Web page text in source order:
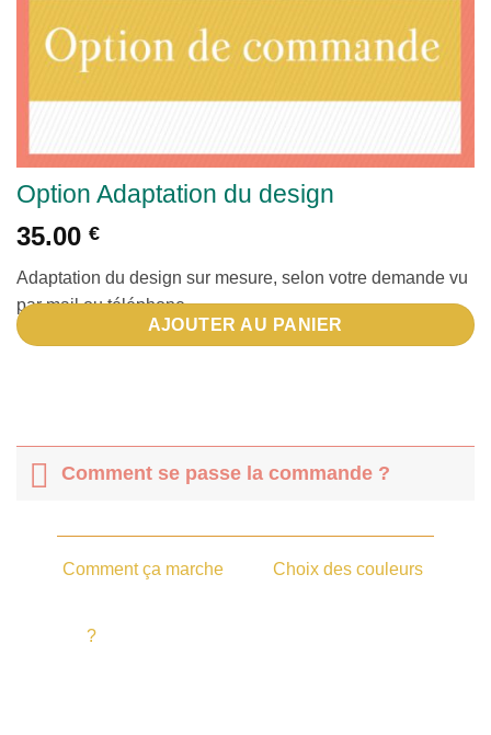
Option Adaptation du design
35.00 €
Adaptation du design sur mesure, selon votre demande vu
par mail ou téléphone.
AJOUTER AU PANIER
Comment se passe la commande ?
Comment ça marche
?
Choix des couleurs